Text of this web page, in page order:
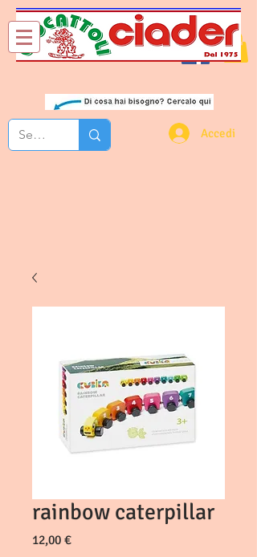
Chi Siamo Contatti
Accedi
rainbow caterpillar
12,00 €Prezzo